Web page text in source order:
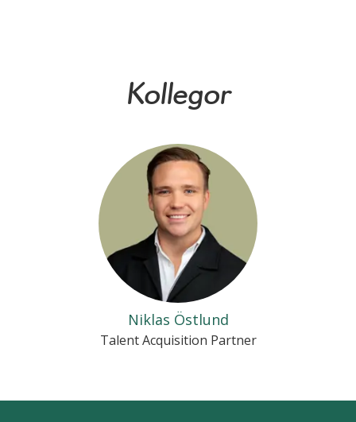
Kollegor
Niklas Östlund
Talent Acquisition Partner